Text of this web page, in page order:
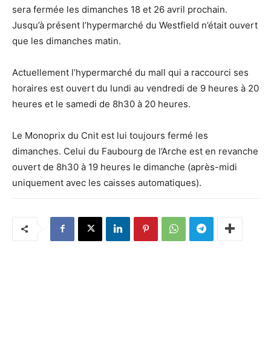
sera fermée les dimanches 18 et 26 avril prochain.
Jusqu’à présent l’hypermarché du Westfield n’était ouvert
que les dimanches matin.
Actuellement l’hypermarché du mall qui a raccourci ses
horaires est ouvert du lundi au vendredi de 9 heures à 20
heures et le samedi de 8h30 à 20 heures.
Le Monoprix du Cnit est lui toujours fermé les
dimanches. Celui du Faubourg de l’Arche est en revanche
ouvert de 8h30 à 19 heures le dimanche (après-midi
uniquement avec les caisses automatiques).